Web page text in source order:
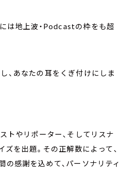
は地上波・Podcastの枠をも超
、あなたの耳をくぎ付けにしま
トやリポーター、そしてリスナ
を出題。その正解数によって、
感謝を込めて、パーソナリティ